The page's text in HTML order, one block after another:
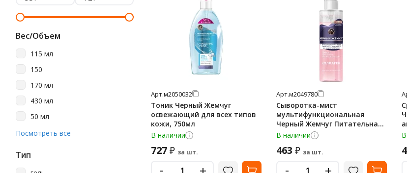
Вес/Объем
115 мл
150
170 мл
430 мл
50 мл
750 мл
Посмотреть все
Тип
Арт.м2050032
Тоник Черный Жемчуг
освежающий для всех типов
кожи, 750мл
В наличии
727₽ за шт.
-
Арт.м2049780
Сыворотка-мист
мультифункциональная
Черный Жемчуг Питательная
с коллагеном, 115мл
В наличии
463 ₽ за шт.
-